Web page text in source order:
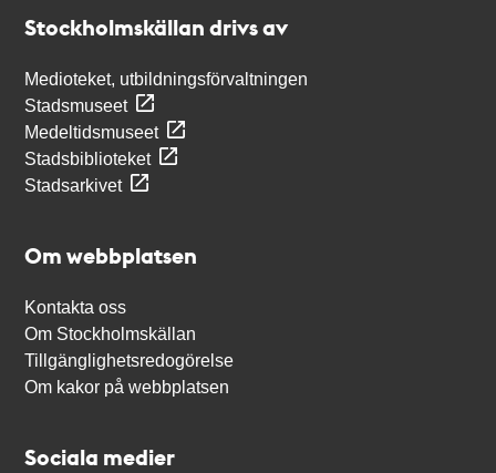
Stockholmskällan drivs av
Medioteket, utbildningsförvaltningen
Stadsmuseet
Medeltidsmuseet
Stadsbiblioteket
Stadsarkivet
Om webbplatsen
Kontakta oss
Om Stockholmskällan
Tillgänglighetsredogörelse
Om kakor på webbplatsen
Sociala medier